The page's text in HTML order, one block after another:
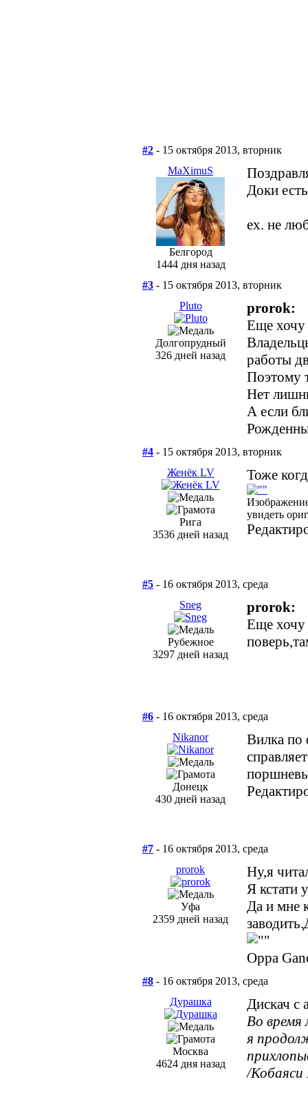
#2 - 15 октября 2013, вторник
MaXimuS
Белгород
1444 дня назад
Доки
ех. не
#3 - 15 октября 2013, вторник
Pluto
Долгопрудный
326 дней назад
prorok:
Еще хочу
работы
Поэтому
Нет
А если
#4 - 15 октября 2013, вторник
Женёк LV
Рига
3536 дней назад
Тоже
увидеть
#5 - 16 октября 2013, среда
Sneg
Рубежное
3297 дней назад
prorok:
Еще хочу
#6 - 16 октября 2013, среда
Nikanor
Донецк
430 дней назад
Вилка по
#7 - 16 октября 2013, среда
prorok
Уфа
2359 дней назад
Ну,я
Я кстати
Да и мне
заводить.
Oppa
#8 - 16 октября 2013, среда
Дурашка
Москва
4624 дня назад
Дискач с
Во время
я
/Кобаяси